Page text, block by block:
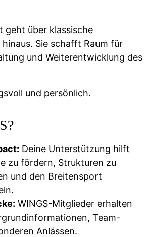
geht über klassische
Sie schafft Raum für
und Weiterentwicklung des
und persönlich.
Deine Unterstützung hilft
zu fördern, Strukturen zu
und den Breitensport
WINGS-Mitglieder erhalten
Team-
Anlässen.